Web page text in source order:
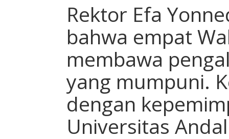
Rektor Efa
bahwa empat
membawa
yang mumpuni.
dengan
Universitas